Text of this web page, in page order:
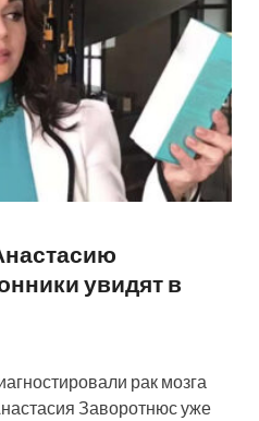
увидят в
рак мозга
Заворотнюс уже